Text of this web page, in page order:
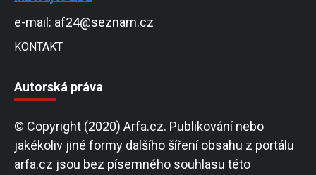
e-mail: af24@seznam.cz
KONTAKT
Autorská práva
© Copyright (2020) Arfa.cz. Publikování nebo
jakékoliv jiné formy dalšího šíření obsahu z portálu
arfa.cz jsou bez písemného souhlasu této